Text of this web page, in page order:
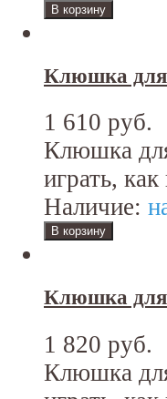
Клюшка для
1 610 руб.
Клюшка
играть,
Наличие:
Клюшка для
1 820 руб.
Клюшка